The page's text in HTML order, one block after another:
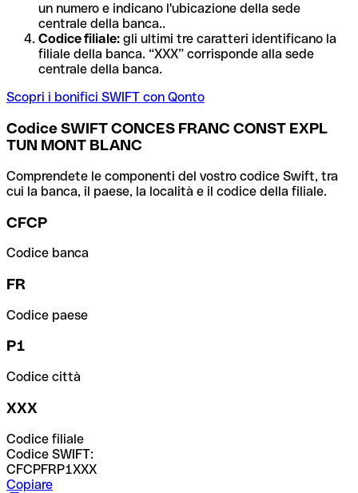
un numero e indicano l'ubicazione della sede
centrale della banca..
Codice filiale: gli ultimi tre caratteri identificano la
filiale della banca. “XXX” corrisponde alla sede
centrale della banca.
Scopri i bonifici SWIFT con Qonto
Codice SWIFT CONCES FRANC CONST EXPL
TUN MONT BLANC
Comprendete le componenti del vostro codice Swift, tra
cui la banca, il paese, la località e il codice della filiale.
CFCP
Codice banca
FR
Codice paese
P1
Codice città
XXX
Codice filiale
Codice SWIFT:
CFCPFRP1XXX
Copiare